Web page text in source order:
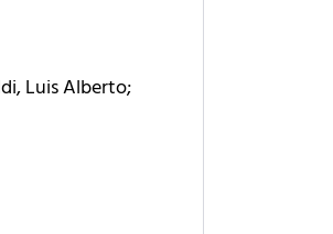
Luis Alberto;